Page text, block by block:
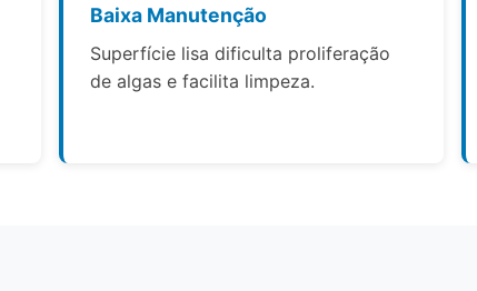
Baixa Manutenção
Superfície lisa dificulta proliferação
de algas e facilita limpeza.